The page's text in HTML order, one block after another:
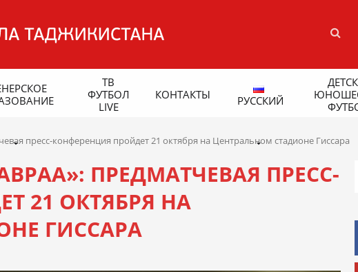
ТВ
ФУТБОЛ
LIVE
КОНТАКТЫ РУССКИЙ
пресс-конференция пройдет 21 октября на Центральном стадионе Гиссара
ПРЕДМАТЧЕВАЯ ПРЕСС-
21 ОКТЯБРЯ НА
ГИССАРА